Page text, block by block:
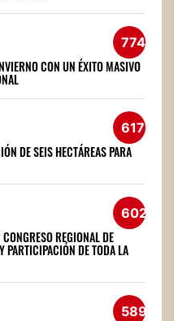
774
CON UN ÉXITO MASIVO
617
DE SEIS HECTÁREAS PARA
602
REGIONAL DE
PARTICIPACIÓN DE TODA LA
589